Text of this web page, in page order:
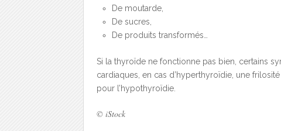
De moutarde,
De sucres,
De produits transformés…
Si la thyroïde ne fonctionne pas bien, certains
cardiaques, en cas d’hyperthyroïdie, une
pour l’hypothyroïdie.
© iStock